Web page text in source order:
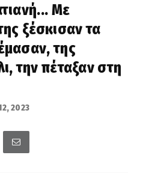
Με
ξέσκισαν τα
της
την πέταξαν στη
2023